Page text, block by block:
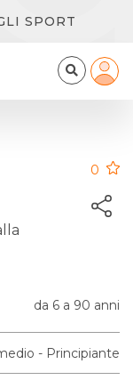
SPORT
0
da 6 a 90 anni
- Principiante